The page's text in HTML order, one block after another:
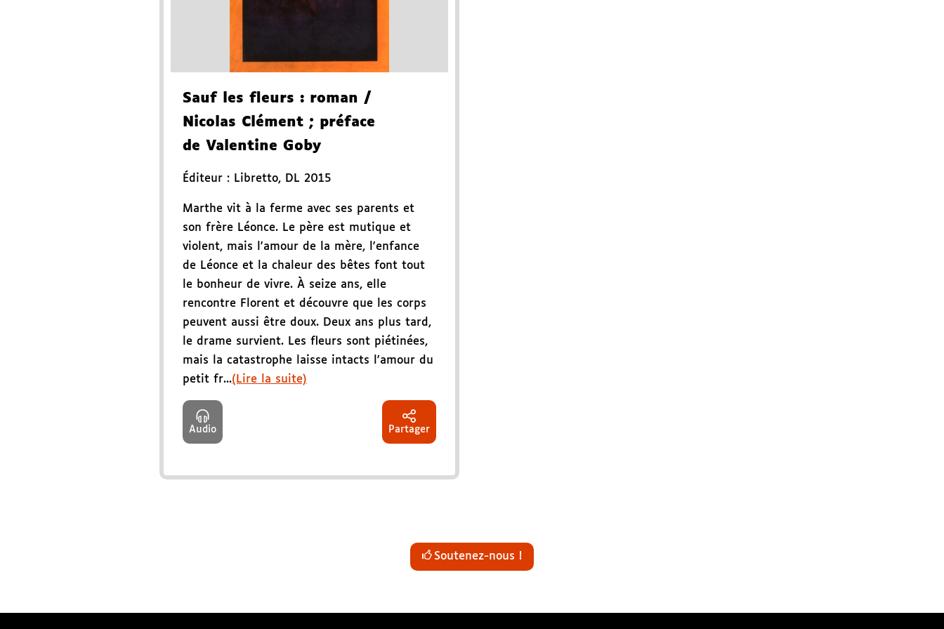
Sauf les fleurs : roman /
Nicolas Clément ; préface
de Valentine Goby
Éditeur : Libretto, DL 2015
Marthe vit à la ferme avec ses parents et
son frère Léonce. Le père est mutique et
violent, mais l'amour de la mère, l'enfance
de Léonce et la chaleur des bêtes font tout
le bonheur de vivre. À seize ans, elle
rencontre Florent et découvre que les corps
peuvent aussi être doux. Deux ans plus tard,
le drame survient. Les fleurs sont piétinées,
mais la catastrophe laisse intacts l'amour du
petit fr...(Lire la suite)
Audio Partager
Soutenez-nous !